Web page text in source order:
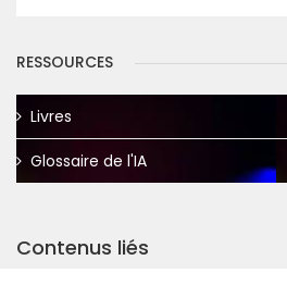
RESSOURCES
Livres
Glossaire de l'IA
Contenus liés